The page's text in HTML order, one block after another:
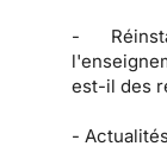
-
est-il des
-